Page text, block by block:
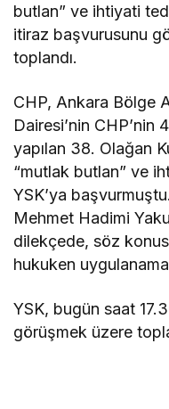
butlan” ve ihtiyati
itiraz başvurusunu
toplandı.
CHP, Ankara Bölge
Dairesi’nin CHP’nin
yapılan 38. Olağan
“mutlak butlan” ve
YSK’ya
Mehmet Hadimi
dilekçede, söz
hukuken
YSK, bugün saat
görüşmek üzere